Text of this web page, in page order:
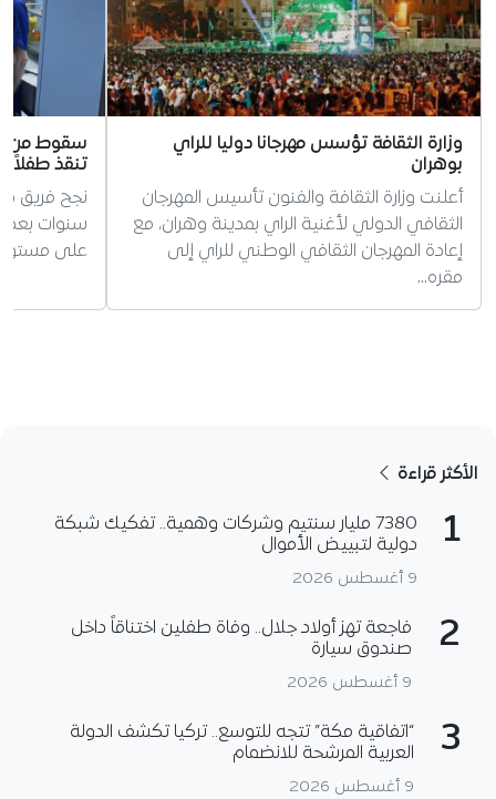
وزارة الثقافة تؤسس مهرجانا دوليا للراي
بوهران
أعلنت وزارة الثقافة والفنون تأسيس المهرجان
الثقافي الدولي لأغنية الراي بمدينة وهران، مع
إعادة المهرجان الثقافي الوطني للراي إلى
مقره…
سقوط من
تنقذ طفلاً
سنوات بعد
على مستوى
الأكثر قراءة
1
7380 مليار سنتيم وشركات وهمية.. تفكيك شبكة
دولية لتبييض الأموال
9 أغسطس 2026
2
فاجعة تهز أولاد جلال.. وفاة طفلين اختناقاً داخل
صندوق سيارة
9 أغسطس 2026
3
“اتفاقية مكة” تتجه للتوسع.. تركيا تكشف الدولة
العربية المرشحة للانضمام
9 أغسطس 2026